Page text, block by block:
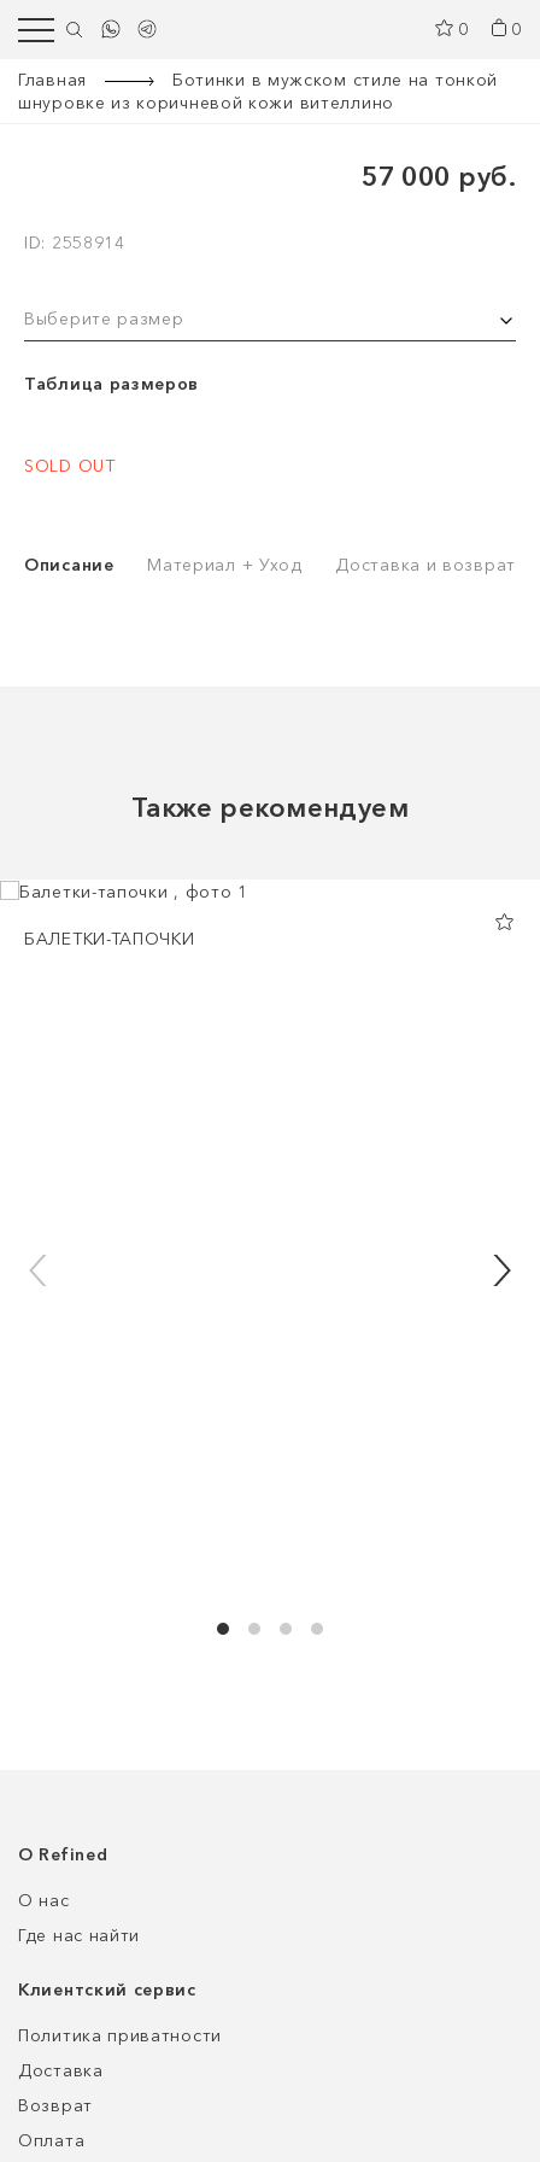
0 0
Главная
Ботинки в мужском стиле на тонкой
шнуровке из коричневой кожи вителлино
57 000 руб.
ID: 2558914
Выберите размер
Таблица размеров
SOLD OUT
Описание Материал + Уход Доставка и возврат
Также рекомендуем
БАЛЕТКИ-ТАПОЧКИ
О Refined
О нас
Где нас найти
Клиентский сервис
Политика приватности
Доставка
Возврат
Оплата